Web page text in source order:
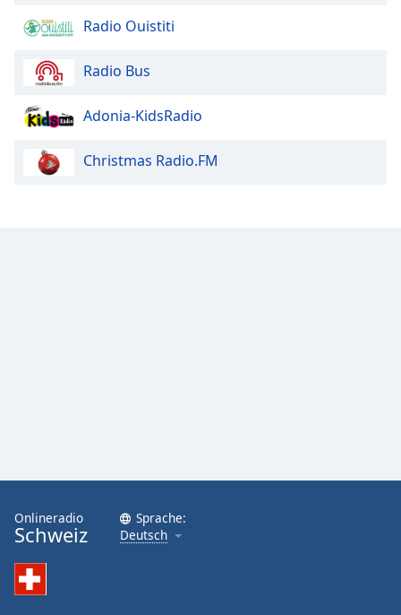
Radio Ouistiti
Radio Bus
Adonia-KidsRadio
Christmas Radio.FM
Onlineradio
Schweiz
Sprache:
Deutsch